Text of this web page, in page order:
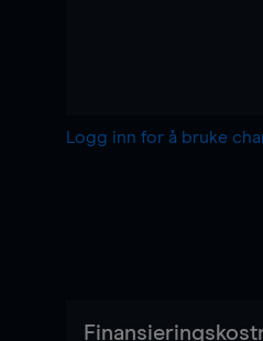
Logg inn for å bruke